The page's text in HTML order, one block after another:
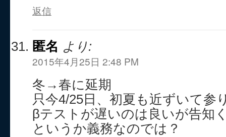
返信
匿名 より:
2015年4月25日 2:48 PM
冬→春に延期
只今4/25日、初夏も近ずいて参
βテストが遅いのは良いが告知
というか義務なのでは？